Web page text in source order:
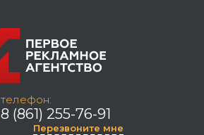
телефон:
8 (861) 255-76-91
Перезвоните мне